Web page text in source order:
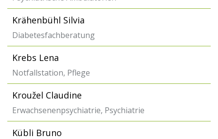
Krähenbühl Silvia
Diabetesfachberatung
Krebs Lena
Notfallstation, Pflege
Kroužel Claudine
Erwachsenenpsychiatrie, Psychiatrie
Kübli Bruno